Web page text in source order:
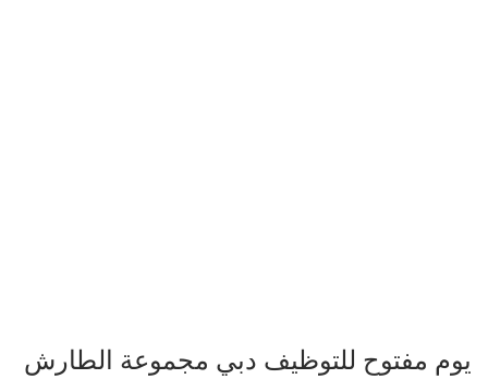
يوم مفتوح للتوظيف دبي مجموعة الطارش